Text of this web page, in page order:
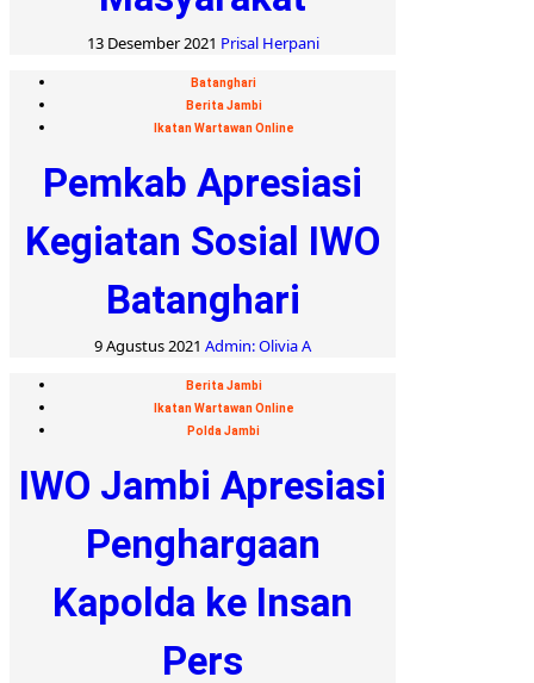
13 Desember 2021 Prisal Herpani
Batanghari
Berita Jambi
Ikatan Wartawan Online
Pemkab Apresiasi
Kegiatan Sosial IWO
Batanghari
9 Agustus 2021 Admin: Olivia A
Berita Jambi
Ikatan Wartawan Online
Polda Jambi
IWO Jambi Apresiasi
Penghargaan
Kapolda ke Insan
Pers